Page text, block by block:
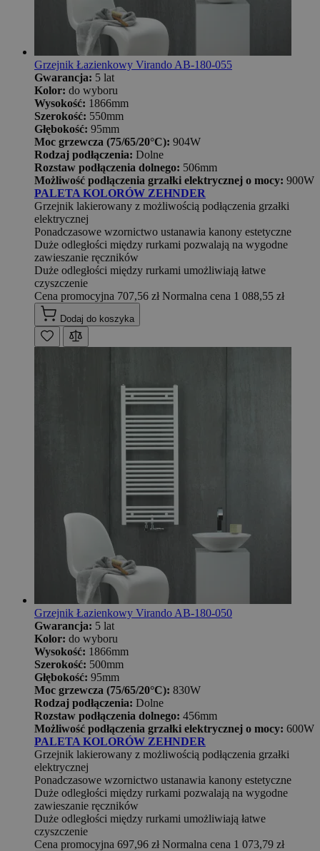
Grzejnik Łazienkowy Virando AB-180-055
Gwarancja: 5 lat
Kolor: do wyboru
Wysokość: 1866mm
Szerokość: 550mm
Głębokość: 95mm
Moc grzewcza (75/65/20°C): 904W
Rodzaj podłączenia: Dolne
Rozstaw podłączenia dolnego: 506mm
Możliwość podłączenia grzałki elektrycznej o mocy: 900W
PALETA KOLORÓW ZEHNDER
Grzejnik lakierowany z możliwością podłączenia grzałki
elektrycznej
Ponadczasowe wzornictwo ustanawia kanony estetyczne
Duże odległości między rurkami pozwalają na wygodne
zawieszanie ręczników
Duże odległości między rurkami umożliwiają łatwe
czyszczenie
Cena promocyjna 707,56 zł Normalna cena 1 088,55 zł
Dodaj do koszyka
Grzejnik Łazienkowy Virando AB-180-050
Gwarancja: 5 lat
Kolor: do wyboru
Wysokość: 1866mm
Szerokość: 500mm
Głębokość: 95mm
Moc grzewcza (75/65/20°C): 830W
Rodzaj podłączenia: Dolne
Rozstaw podłączenia dolnego: 456mm
Możliwość podłączenia grzałki elektrycznej o mocy: 600W
PALETA KOLORÓW ZEHNDER
Grzejnik lakierowany z możliwością podłączenia grzałki
elektrycznej
Ponadczasowe wzornictwo ustanawia kanony estetyczne
Duże odległości między rurkami pozwalają na wygodne
zawieszanie ręczników
Duże odległości między rurkami umożliwiają łatwe
czyszczenie
Cena promocyjna 697,96 zł Normalna cena 1 073,79 zł